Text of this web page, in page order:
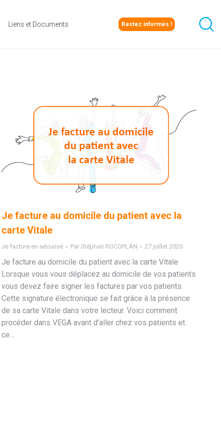
Liens et Documents Restez informés !
Je facture au domicile du patient avec la
carte Vitale
Je facture en sécurisé Par Stéphan ROCOPLAN 27 juillet 2020
Je facture au domicile du patient avec la carte Vitale
Lorsque vous vous déplacez au domicile de vos patients
vous devez faire signer les factures par vos patients.
Cette signature électronique se fait grâce à la présence
de sa carte Vitale dans votre lecteur. Voici comment
procéder dans VEGA avant d’aller chez vos patients et
ce…